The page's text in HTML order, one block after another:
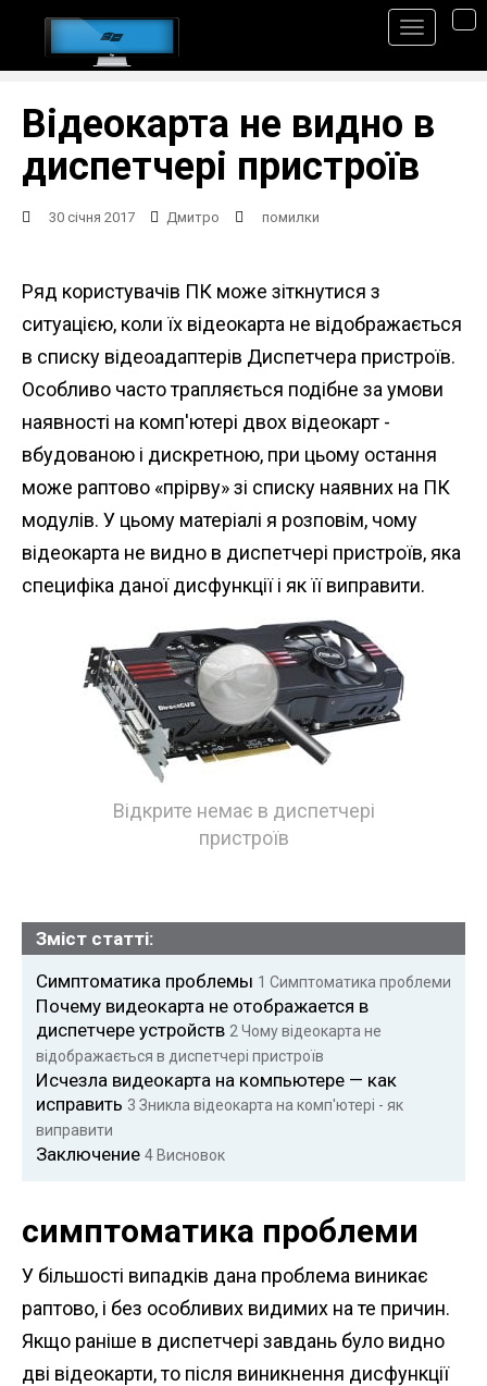
Відеокарта не видно в
диспетчері пристроїв
30 січня 2017 Дмитро помилки
Ряд користувачів ПК може зіткнутися з
ситуацією, коли їх відеокарта не відображається
в списку відеоадаптерів Диспетчера пристроїв.
Особливо часто трапляється подібне за умови
наявності на комп'ютері двох відеокарт -
вбудованою і дискретною, при цьому остання
може раптово «прірву» зі списку наявних на ПК
модулів. У цьому матеріалі я розповім, чому
відеокарта не видно в диспетчері пристроїв, яка
специфіка даної дисфункції і як її виправити.
Відкрите немає в диспетчері
пристроїв
Зміст статті:
Симптоматика проблемы 1 Симптоматика проблеми
Почему видеокарта не отображается в
диспетчере устройств 2 Чому відеокарта не
відображається в диспетчері пристроїв
Исчезла видеокарта на компьютере — как
исправить 3 Зникла відеокарта на комп'ютері - як
виправити
Заключение 4 Висновок
симптоматика проблеми
У більшості випадків дана проблема виникає
раптово, і без особливих видимих ​​на те причин.
Якщо раніше в диспетчері завдань було видно
дві відеокарти, то після виникнення дисфункції